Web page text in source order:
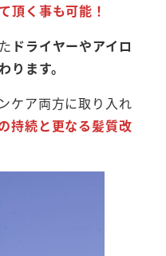
頂く事も可能！
ドライヤーやアイロ
ります。
ケア両方に取り入れ
持続と更なる髪質改